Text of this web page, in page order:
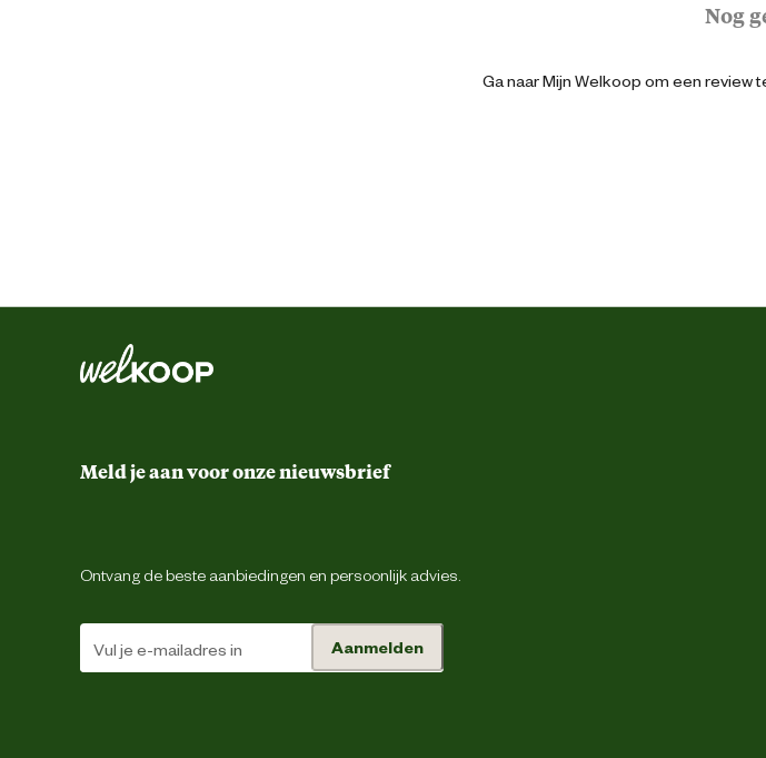
Kleur detail
Materiaal & Samenstelling
Nog
Ga naar Mijn Welkoop om een review
Meld je aan voor onze nieuwsbrief
Ontvang de beste aanbiedingen en persoonlijk advies.
Aanmelden